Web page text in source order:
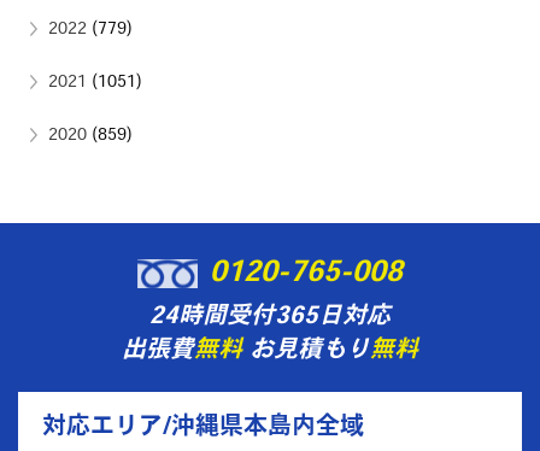
2022 (779)
2021 (1051)
2020 (859)
0120-765-008
24時間受付365日対応
出張費無料お見積もり無料
対応エリア/沖縄県本島内全域